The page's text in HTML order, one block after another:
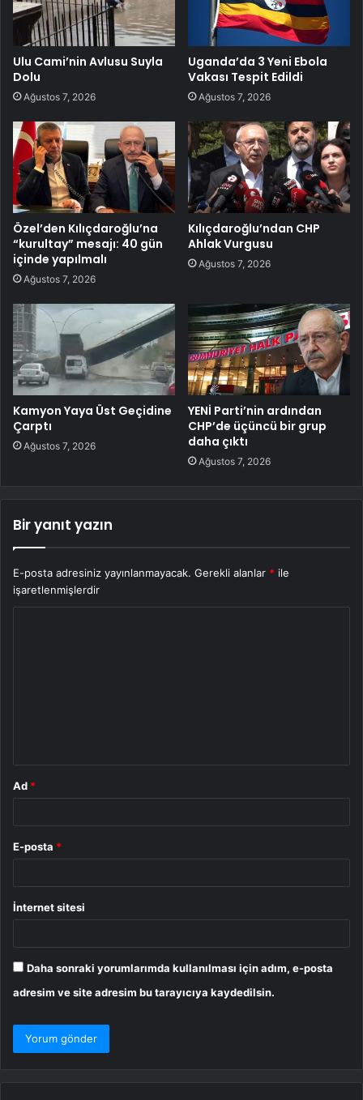
Ulu Cami’nin Avlusu Suyla
Dolu
Ağustos 7, 2026
Uganda’da 3 Yeni Ebola
Vakası Tespit Edildi
Ağustos 7, 2026
Özel’den Kılıçdaroğlu’na
“kurultay” mesajı: 40 gün
içinde yapılmalı
Ağustos 7, 2026
Kılıçdaroğlu’ndan CHP
Ahlak Vurgusu
Ağustos 7, 2026
Kamyon Yaya Üst Geçidine
Çarptı
Ağustos 7, 2026
YENİ Parti’nin ardından
CHP’de üçüncü bir grup
daha çıktı
Ağustos 7, 2026
Bir yanıt yazın
E-posta adresiniz yayınlanmayacak. Gerekli alanlar * ile
işaretlenmişlerdir
Ad *
E-posta *
İnternet sitesi
Daha sonraki yorumlarımda kullanılması için adım, e-posta
adresim ve site adresim bu tarayıcıya kaydedilsin.